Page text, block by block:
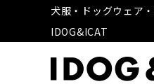
犬服・ドッグウェア
IDOG&ICAT